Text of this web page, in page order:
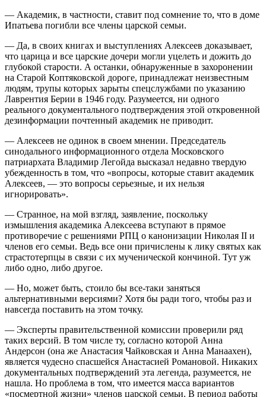
— Академик, в частности, ставит под сомнение то, что в доме
Ипатьева погибли все члены царской семьи.
— Да, в своих книгах и выступлениях Алексеев доказывает,
что царица и все царские дочери могли уцелеть и дожить до
глубокой старости. А останки, обнаруженные в захоронении
на Старой Коптяковской дороге, принадлежат неизвестным
людям, трупы которых зарыты спецслужбами по указанию
Лаврентия Берии в 1946 году. Разумеется, ни одного
реального документального подтверждения этой откровенной
дезинформации почтенный академик не приводит.
— Алексеев не одинок в своем мнении. Председатель
синодального информационного отдела Московского
патриархата Владимир Легойда высказал недавно твердую
убежденность в том, что «вопросы, которые ставит академик
Алексеев, — это вопросы серьезные, и их нельзя
игнорировать».
— Странное, на мой взгляд, заявление, поскольку
измышления академика Алексеева вступают в прямое
противоречие с решениями РПЦ о канонизации Николая II и
членов его семьи. Ведь все они причислены к лику святых как
страстотерпцы в связи с их мученической кончиной. Тут уж
либо одно, либо другое.
— Но, может быть, стоило бы все-таки заняться
альтернативными версиями? Хотя бы ради того, чтобы раз и
навсегда поставить на этом точку.
— Эксперты правительственной комиссии проверили ряд
таких версий. В том числе ту, согласно которой Анна
Андерсон (она же Анастасия Чайковская и Анна Манаахен),
является чудесно спасшейся Анастасией Романовой. Никаких
документальных подтверждений эта легенда, разумеется, не
нашла. Но проблема в том, что имеется масса вариантов
«посмертной жизни» членов царской семьи. В период работы